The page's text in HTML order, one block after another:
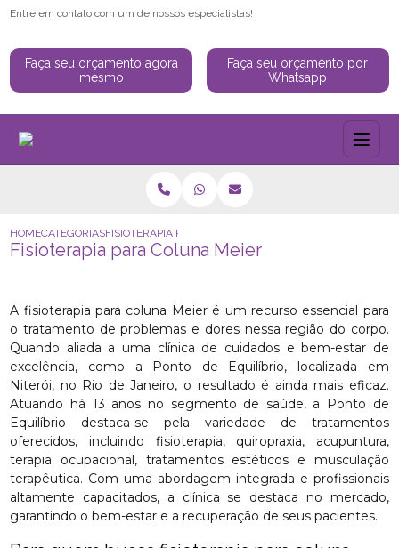
Entre em contato com um de nossos especialistas!
Faça seu orçamento agora
mesmo
Faça seu orçamento por
Whatsapp
HOMECATEGORIASFISIOTERAPIA PARA COLUNA MEIER
Fisioterapia para Coluna Meier
A fisioterapia para coluna Meier é um recurso essencial para
o tratamento de problemas e dores nessa região do corpo.
Quando aliada a uma clínica de cuidados e bem-estar de
excelência, como a Ponto de Equilíbrio, localizada em
Niterói, no Rio de Janeiro, o resultado é ainda mais eficaz.
Atuando há 13 anos no segmento de saúde, a Ponto de
Equilíbrio destaca-se pela variedade de tratamentos
oferecidos, incluindo fisioterapia, quiropraxia, acupuntura,
terapia ocupacional, tratamentos estéticos e musculação
terapêutica. Com uma abordagem integrada e profissionais
altamente capacitados, a clínica se destaca no mercado,
garantindo o bem-estar e a recuperação de seus pacientes.